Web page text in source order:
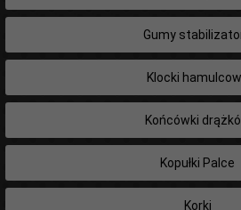
Gumy
Klocki
Końcówki
Kopułki Palce
Korki